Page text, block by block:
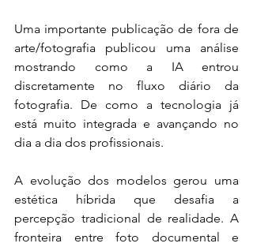
Uma importante publicação de fora de
arte/fotografia publicou uma análise
mostrando como a IA entrou
discretamente no fluxo diário da
fotografia. De como a tecnologia já
está muito integrada e avançando no
dia a dia dos profissionais.
A evolução dos modelos gerou uma
estética híbrida que desafia a
percepção tradicional de realidade. A
fronteira entre foto documental e